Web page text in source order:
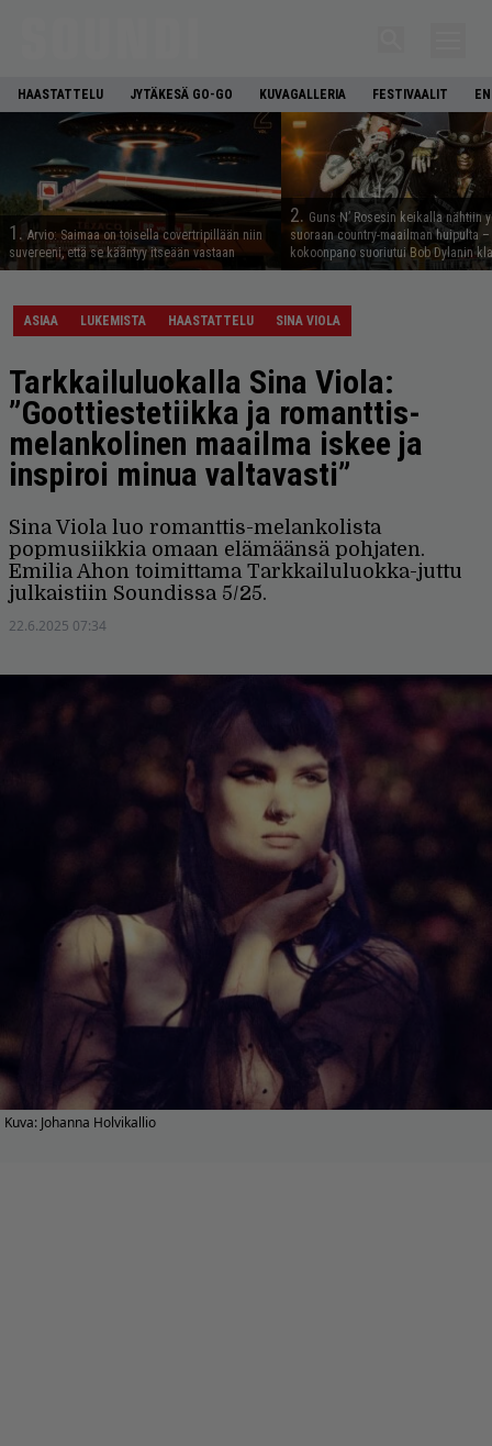
HAASTATTELU JYTÄKESÄ GO-GO KUVAGALLERIA FESTIVAALIT
1. Arvio: Saimaa on toisella covertripillään niin
suvereeni, että se kääntyy itseään vastaan
2. Guns N’ Rosesin keikalla nähtiin
suoraan country-maailman huipulta
kokoonpano suoriutui Bob Dylanin
ASIAA LUKEMISTA HAASTATTELU SINA VIOLA
Tarkkailuluokalla Sina Viola:
”Goottiestetiikka ja romanttis-
melankolinen maailma iskee ja
inspiroi minua valtavasti”
Sina Viola luo romanttis-melankolista
popmusiikkia omaan elämäänsä pohjaten.
Emilia Ahon toimittama Tarkkailuluokka-juttu
julkaistiin Soundissa 5/25.
22.6.2025 07:34
Kuva: Johanna Holvikallio